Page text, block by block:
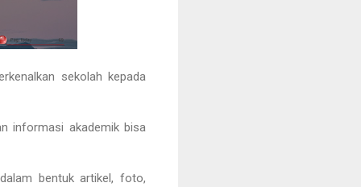
sekolah kepada
informasi akademik bisa
bentuk artikel, foto,